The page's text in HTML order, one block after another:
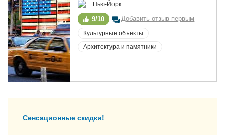
Нью-Йорк
9/10 Добавить отзыв первым
Культурные объекты
Архитектура и памятники
Сенсационные скидки!